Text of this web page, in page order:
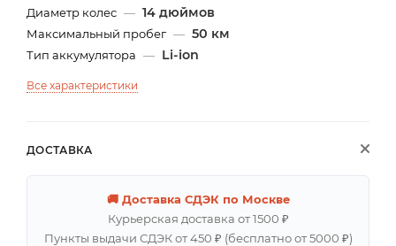
Диаметр колес — 14 дюймов
Максимальный пробег — 50 км
Тип аккумулятора — Li-ion
Все характеристики
ДОСТАВКА
🚚 Доставка СДЭК по Москве
Курьерская доставка от 1500 ₽
Пункты выдачи СДЭК от 450 ₽ (бесплатно от 5000 ₽)